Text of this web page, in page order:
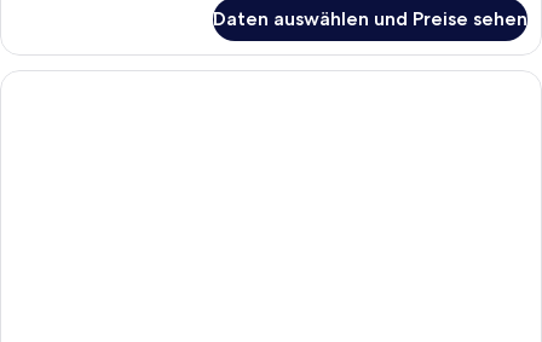
Bedroom
Suite
XL
Daten auswählen und Preise sehen